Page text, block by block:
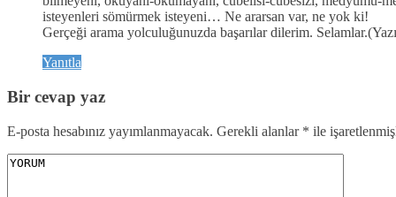
isteyenleri sömürmek isteyeni… Ne ararsan var, ne yok ki!
Gerçeği arama yolculuğunuzda başarılar dilerim.
Yanıtla
Bir cevap yaz
E-posta hesabınız yayımlanmayacak. Gerekli alanlar * ile